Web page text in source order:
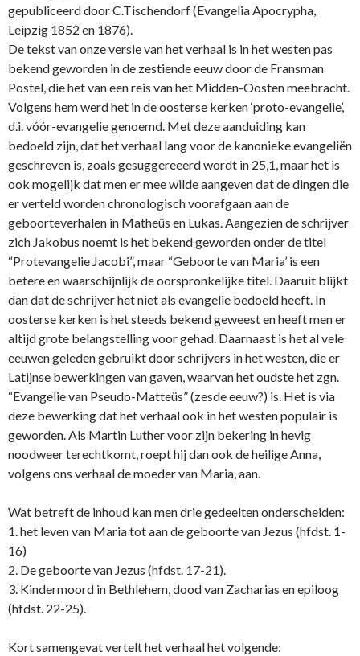
gepubliceerd door C.Tischendorf (Evangelia Apocrypha,
Leipzig 1852 en 1876).
De tekst van o­nze versie van het verhaal is in het westen pas
bekend geworden in de zestiende eeuw door de Fransman
Postel, die het van een reis van het Midden-Oosten meebracht.
Volgens hem werd het in de oosterse kerken ‘proto-evangelie’,
d.i. vóór-evangelie genoemd. Met deze aanduiding kan
bedoeld zijn, dat het verhaal lang voor de kanonieke evangeliën
geschreven is, zoals gesuggereeerd wordt in 25,1, maar het is
ook mogelijk dat men er mee wilde aangeven dat de dingen die
er verteld worden chronologisch voorafgaan aan de
geboorteverhalen in Matheüs en Lukas. Aangezien de schrijver
zich Jakobus noemt is het bekend geworden o­nder de titel
“Protevangelie Jacobi”, maar “Geboorte van Maria’ is een
betere en waarschijnlijk de oorspronkelijke titel. Daaruit blijkt
dan dat de schrijver het niet als evangelie bedoeld heeft. In
oosterse kerken is het steeds bekend geweest en heeft men er
altijd grote belangstelling voor gehad. Daarnaast is het al vele
eeuwen geleden gebruikt door schrijvers in het westen, die er
Latijnse bewerkingen van gaven, waarvan het oudste het zgn.
“Evangelie van Pseudo-Matteüs” (zesde eeuw?) is. Het is via
deze bewerking dat het verhaal ook in het westen populair is
geworden. Als Martin Luther voor zijn bekering in hevig
noodweer terechtkomt, roept hij dan ook de heilige Anna,
volgens o­ns verhaal de moeder van Maria, aan.
Wat betreft de inhoud kan men drie gedeelten o­nderscheiden:
1. het leven van Maria tot aan de geboorte van Jezus (hfdst. 1-
16)
2. De geboorte van Jezus (hfdst. 17-21).
3. Kindermoord in Bethlehem, dood van Zacharias en epiloog
(hfdst. 22-25).
Kort samengevat vertelt het verhaal het volgende: